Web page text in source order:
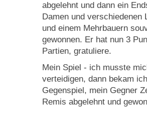
abgelehnt und dann ein
Damen und verschiedenen
und einem Mehrbauern
gewonnen. Er hat nun 3
Partien, gratuliere.
Mein Spiel - ich musste
verteidigen, dann bekam ich
Gegenspiel, mein Gegner
Remis abgelehnt und